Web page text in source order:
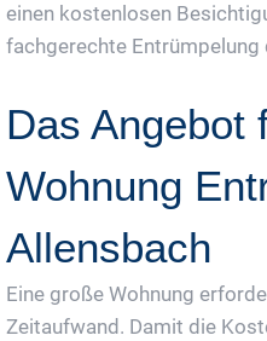
einen kostenlosen
fachgerechte Entrümpelung
Das Angebot
Wohnung
Allensbach
Eine große Wohnung
Zeitaufwand. Damit die